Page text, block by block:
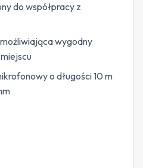
do współpracy z
wygodny
o długości 10 m